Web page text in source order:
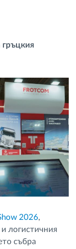
шофьора
гръцкия
2026,
логистичния
събра